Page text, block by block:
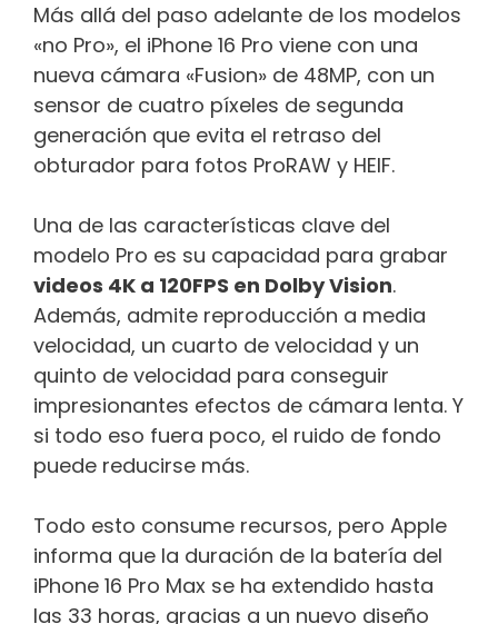
Más allá del paso adelante de los modelos
«no Pro», el iPhone 16 Pro viene con una
nueva cámara «Fusion» de 48MP, con un
sensor de cuatro píxeles de segunda
generación que evita el retraso del
obturador para fotos ProRAW y HEIF.
Una de las características clave del
modelo Pro es su capacidad para grabar
videos 4K a 120FPS en Dolby Vision.
Además, admite reproducción a media
velocidad, un cuarto de velocidad y un
quinto de velocidad para conseguir
impresionantes efectos de cámara lenta. Y
si todo eso fuera poco, el ruido de fondo
puede reducirse más.
Todo esto consume recursos, pero Apple
informa que la duración de la batería del
‌iPhone 16 Pro‌ Max se ha extendido hasta
las 33 horas, gracias a un nuevo diseño